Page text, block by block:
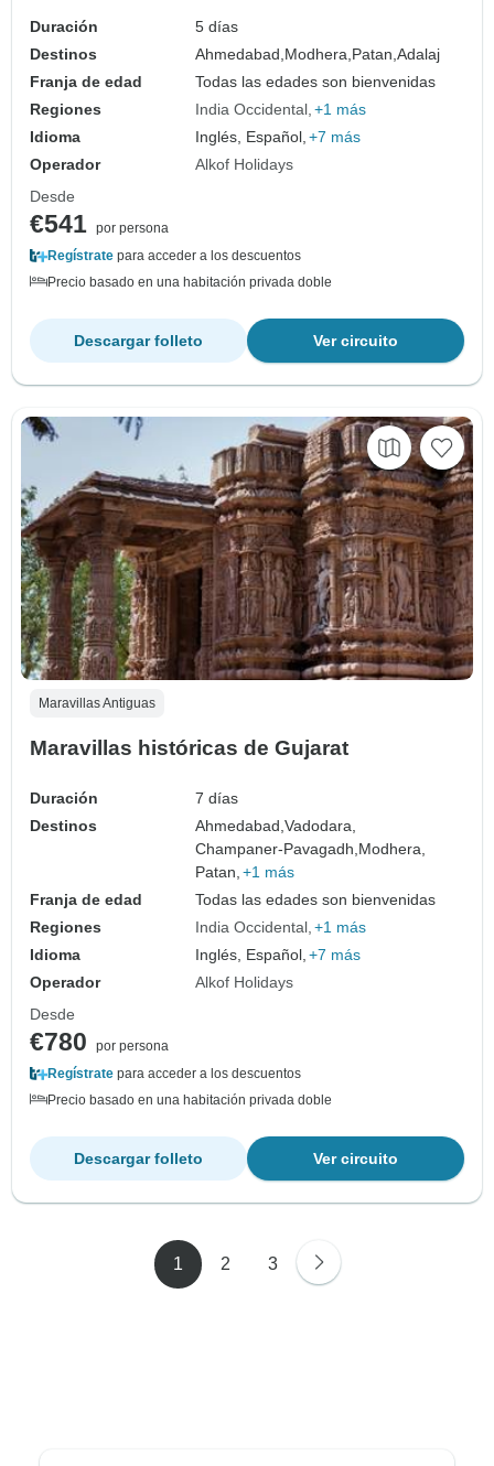
Duración
5 días
Destinos
Ahmedabad, Modhera, Patan,Adalaj
Franja de edad
Todas las edades son bienvenidas
Regiones
India Occidental +1 más
Idioma
Inglés, Español, +7 más
Operador
Alkof Holidays
Desde
€541 por persona
Regístrate para acceder a los descuentos
Precio basado en una habitación privada doble
Ver circuito
Descargar folleto
Maravillas Antiguas
Maravillas históricas de Gujarat
Duración
7 días
Destinos
Ahmedabad,Vadodara,
Champaner-Pavagadh,Modhera,
Patan, +1 más
Franja de edad
Todas las edades son bienvenidas
Regiones
India Occidental +1 más
Idioma
Inglés, Español, +7 más
Operador
Alkof Holidays
Desde
€780
por persona
Regístrate para acceder a los descuentos
Precio basado en una habitación privada doble
Ver circuito
Descargar folleto
1 2 3